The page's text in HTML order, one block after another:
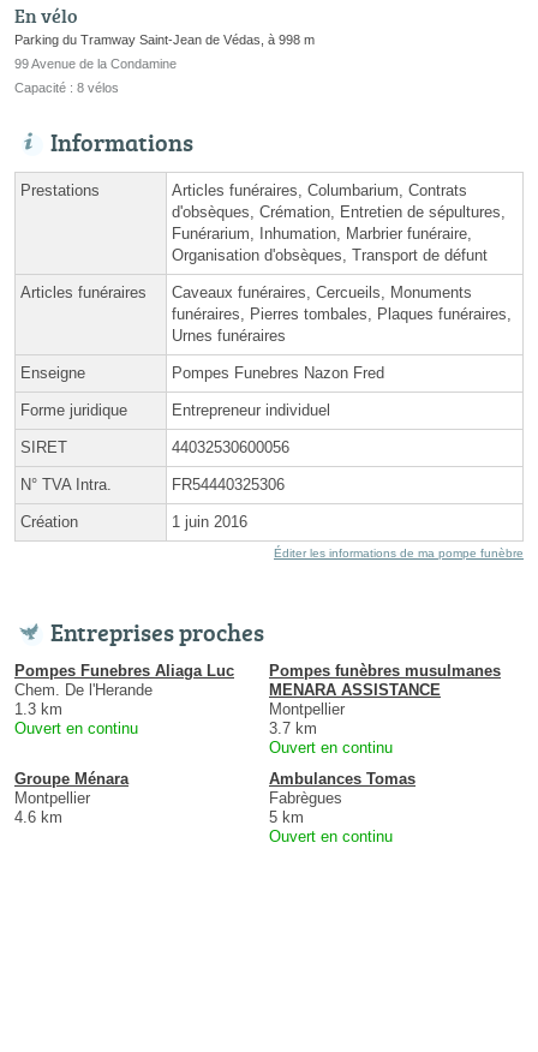
En vélo
Parking du Tramway Saint-Jean de Védas, à 998 m
99 Avenue de la Condamine
Capacité : 8 vélos
Informations
Prestations
Articles funéraires, Columbarium, Contrats
d'obsèques, Crémation, Entretien de sépultures,
Funérarium, Inhumation, Marbrier funéraire,
Organisation d'obsèques, Transport de défunt
Articles funéraires
Caveaux funéraires, Cercueils, Monuments
funéraires, Pierres tombales, Plaques funéraires,
Urnes funéraires
Enseigne Pompes Funebres Nazon Fred
Forme juridique Entrepreneur individuel
SIRET 44032530600056
N° TVA Intra. FR54440325306
Création 1 juin 2016
Éditer les informations de ma pompe funèbre
Entreprises proches
Pompes Funebres Aliaga Luc
Chem. De l'Herande
1.3 km
Ouvert en continu
Pompes funèbres musulmanes
MENARA ASSISTANCE
Montpellier
3.7 km
Ouvert en continu
Groupe Ménara
Montpellier
4.6 km
Ambulances Tomas
Fabrègues
5 km
Ouvert en continu